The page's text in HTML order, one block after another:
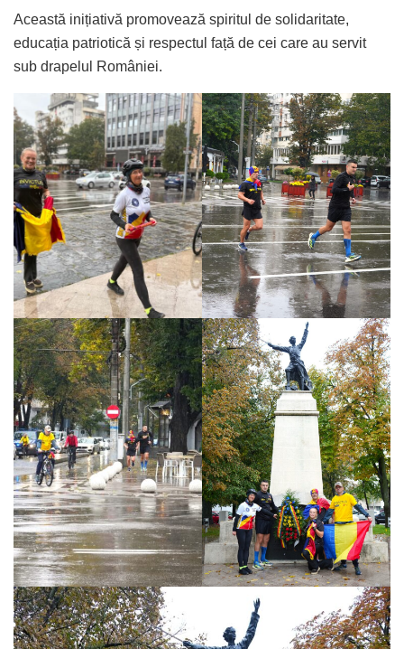
Această inițiativă promovează spiritul de solidaritate,
educația patriotică și respectul față de cei care au servit
sub drapelul României.